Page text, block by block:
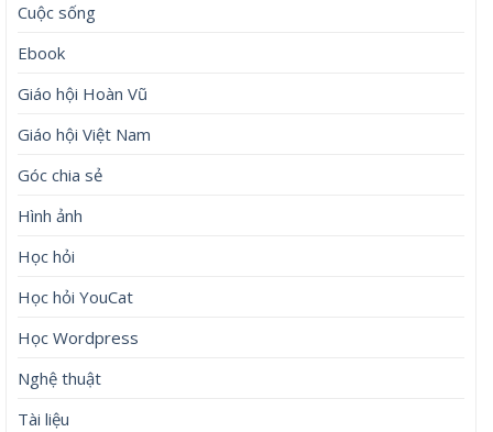
Cuộc sống
Ebook
Giáo hội Hoàn Vũ
Giáo hội Việt Nam
Góc chia sẻ
Hình ảnh
Học hỏi
Học hỏi YouCat
Học Wordpress
Nghệ thuật
Tài liệu